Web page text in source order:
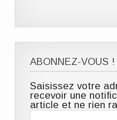
ABONNEZ-VOUS !
Saisissez votre
recevoir une
article et ne rien
Adresse